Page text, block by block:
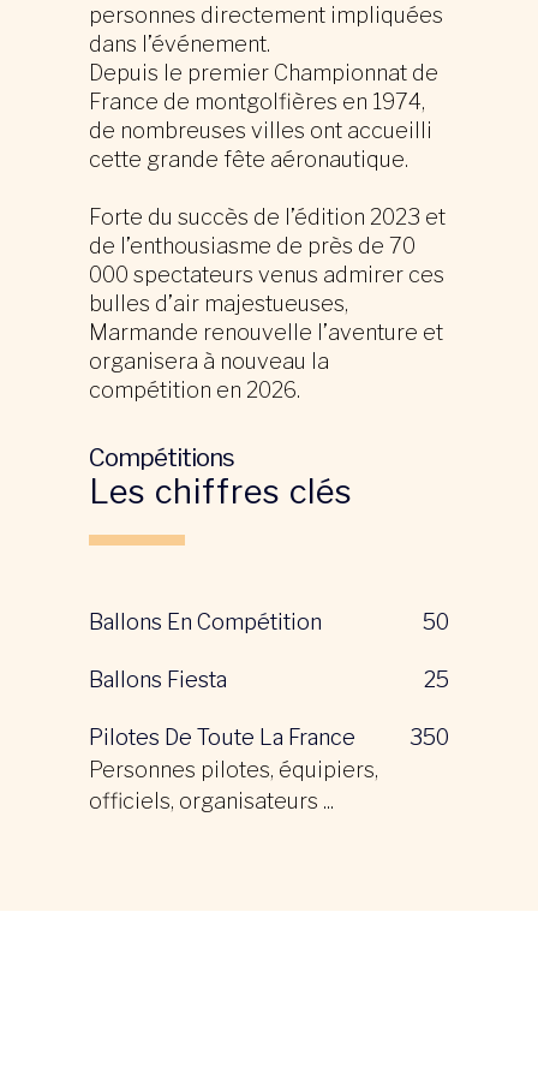
personnes directement impliquées
dans l’événement.
Depuis le premier Championnat de
France de montgolfières en 1974,
de nombreuses villes ont accueilli
cette grande fête aéronautique.
Forte du succès de l’édition 2023 et
de l’enthousiasme de près de 70
000 spectateurs venus admirer ces
bulles d’air majestueuses,
Marmande renouvelle l’aventure et
organisera à nouveau la
compétition en 2026.
Compétitions
Les chiffres clés
Ballons En Compétition 50
Ballons Fiesta 25
Pilotes De Toute La France
350
Personnes pilotes, équipiers,
officiels, organisateurs ...